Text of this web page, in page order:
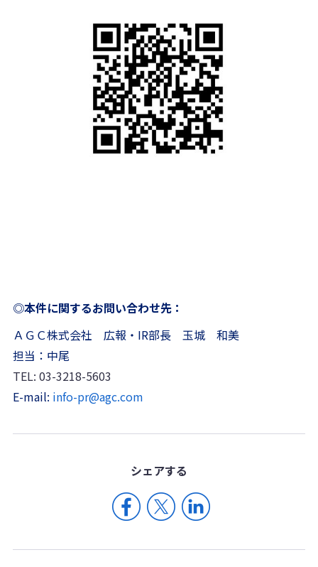
◎本件に関するお問い合わせ先：
ＡＧＣ株式会社 広報・IR部長 玉城 和美
担当：中尾
TEL: 03-3218-5603
E-mail: info-pr@agc.com
シェアする